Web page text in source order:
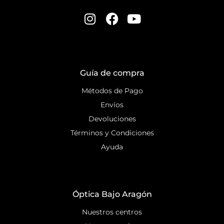
Guía de compra
Métodos de Pago
Envíos
Devoluciones
Términos y Condiciones
Ayuda
Óptica Bajo Aragón
Nuestros centros